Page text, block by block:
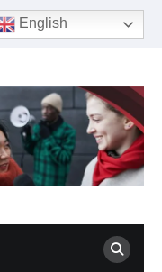
English